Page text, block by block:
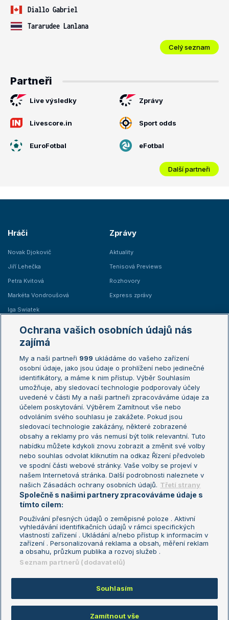
Diallo Gabriel
Tararudee Lanlana
Celý seznam
Partneři
Live výsledky Zprávy
Livescore.in Sport odds
EuroFotbal eFotbal
Další partneři
Hráči
Novak Djokovič
Jiří Lehečka
Petra Kvitová
Markéta Vondroušová
Iga Swiatek
Zprávy
Aktuality
Tenisová Previews
Rozhovory
Express zprávy
Žebříčky
Žebříček ATP (muži)
Žebříček WTA (ženy)
Sázkařský žebříček
Australian Open
French Open
Wimbledon
US Open
Turnaj mistrů
Turnaj mistryň
Aktualní trendy
Fotbalové přestupy
Livesport Daily
LS Prague Open
Podmínky užití
Nastavení soukromí
GDPR a žurnalistika
Reklama
Kontakt
Informace o zpracování osobních
údajů
Copyright © 2008-2026 TenisPortal.cz. Využíváme zpravodajství ČTK.
Ochrana vašich osobních údajů nás
zajímá
My a naši partneři 999 ukládáme do vašeho zařízení
osobní údaje, jako jsou údaje o prohlížení nebo jedinečné
identifikátory, a máme k nim přístup. Výběr Souhlasím
umožňuje, aby sledovací technologie podporovaly účely
uvedené v části My a naši partneři zpracováváme údaje za
účelem poskytování. Výběrem Zamítnout vše nebo
odvoláním svého souhlasu je zakážete. Pokud jsou
sledovací technologie zakázány, některé zobrazené
obsahy a reklamy pro vás nemusí být tolik relevantní. Tuto
nabídku můžete kdykoli znovu zobrazit a změnit své volby
nebo souhlas odvolat kliknutím na odkaz Řízení předvoleb
ve spodní části webové stránky. Vaše volby se projeví v
našem Internetová stránka. Další podrobnosti naleznete v
našich Zásadách ochrany osobních údajů. Třetí strany
Společně s našimi partnery zpracováváme údaje s
tímto cílem:
Používání přesných údajů o zeměpisné poloze . Aktivní
vyhledávání identifikačních údajů v rámci specifických
vlastností zařízení . Ukládání a/nebo přístup k informacím v
zařízení . Personalizovaná reklama a obsah, měření reklam
a obsahu, průzkum publika a rozvoj služeb .
Seznam partnerů (dodavatelů)
Souhlasím
Zamítnout vše